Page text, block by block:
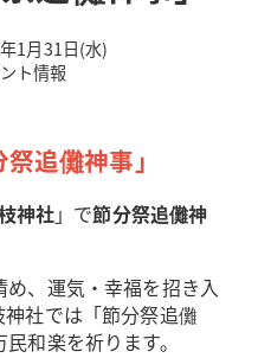
1月31日(水)
ート情報
追儺神事」
神社」で節分祭追儺神
、運気・幸福を招き入
社では「節分祭追儺
和楽を祈ります。